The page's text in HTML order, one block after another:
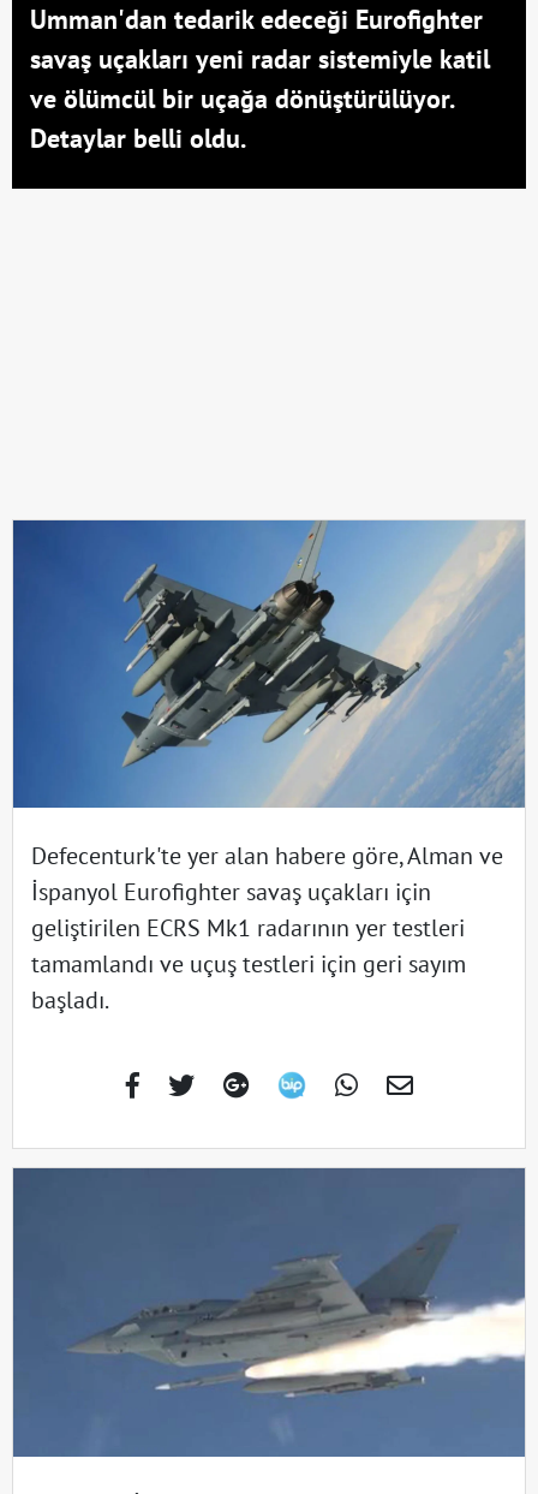
Umman'dan tedarik edeceği Eurofighter
savaş uçakları yeni radar sistemiyle katil
ve ölümcül bir uçağa dönüştürülüyor.
Detaylar belli oldu.
Defecenturk'te yer alan habere göre, Alman ve
İspanyol Eurofighter savaş uçakları için
geliştirilen ECRS Mk1 radarının yer testleri
tamamlandı ve uçuş testleri için geri sayım
başladı.